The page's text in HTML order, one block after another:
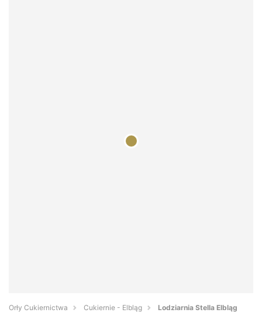
Orły Cukiernictwa Cukiernie - Elbląg Lodziarnia Stella Elbląg